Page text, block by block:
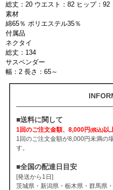
総丈：20 ウエスト：82 ヒップ：92
素材
綿65％ ポリエステル35％
付属品
ネクタイ
総丈：134
サスペンダー
幅：2 長さ：65～
■送料に関して
1回のご注文金額、8,000円(税込)以
1回のご注文金額が8,000円未満の
す。
■全国の配達日目安
[発送から1日]
茨城県・新潟県・栃木県・群馬県